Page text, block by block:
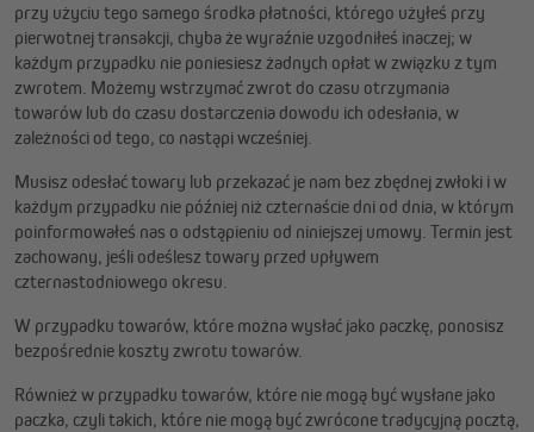
przy użyciu tego samego środka płatności, którego użyłeś przy
pierwotnej transakcji, chyba że wyraźnie uzgodniłeś inaczej; w
każdym przypadku nie poniesiesz żadnych opłat w związku z tym
zwrotem. Możemy wstrzymać zwrot do czasu otrzymania
towarów lub do czasu dostarczenia dowodu ich odesłania, w
zależności od tego, co nastąpi wcześniej.
Musisz odesłać towary lub przekazać je nam bez zbędnej zwłoki i w
każdym przypadku nie później niż czternaście dni od dnia, w którym
poinformowałeś nas o odstąpieniu od niniejszej umowy. Termin jest
zachowany, jeśli odeślesz towary przed upływem
czternastodniowego okresu.
W przypadku towarów, które można wysłać jako paczkę, ponosisz
bezpośrednie koszty zwrotu towarów.
Również w przypadku towarów, które nie mogą być wysłane jako
paczka, czyli takich, które nie mogą być zwrócone tradycyjną pocztą,